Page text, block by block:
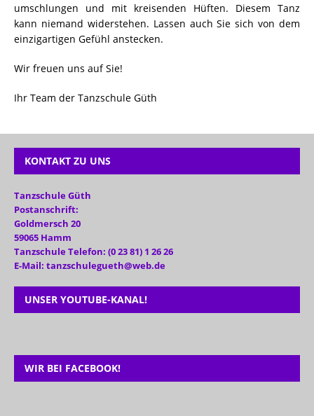
umschlungen und mit kreisenden Hüften. Diesem Tanz
kann niemand widerstehen. Lassen auch Sie sich von dem
einzigartigen Gefühl anstecken.
Wir freuen uns auf Sie!
Ihr Team der Tanzschule Güth
KONTAKT ZU UNS
Tanzschule Güth
Postanschrift:
Goldmersch 20
59065 Hamm
Tanzschule Telefon: (0 23 81) 1 26 26
E-Mail: tanzschulegueth@web.de
UNSER YOUTUBE-KANAL!
WIR BEI FACEBOOK!